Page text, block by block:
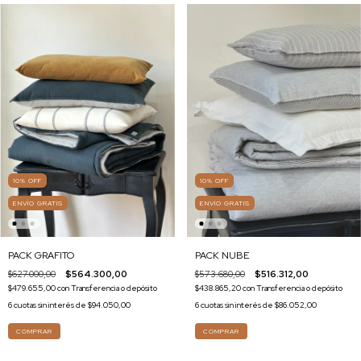
10% OFF
ENVÍO GRATIS
PACK GRAFITO
$627.000,00 $564.300,00
$479.655,00conTransferencia o depósito
6cuotas sin interés de $94.050,00
COMPRAR
10% OFF
ENVÍO GRATIS
PACK NUBE
$573.680,00 $516.312,00
$438.865,20conTransferencia o depósito
6cuotas sin interés de $86.052,00
COMPRAR